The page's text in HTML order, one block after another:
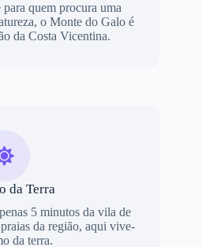
quem procura uma
o Monte do Galo é
da Costa Vicentina.
da Terra
5 minutos da vila de
da região, aqui vive-
da terra.